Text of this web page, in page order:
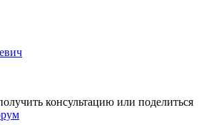
консультацию или поделиться